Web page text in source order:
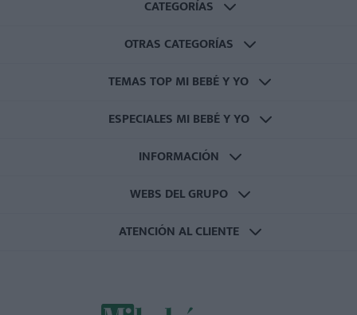
CATEGORÍAS
OTRAS CATEGORÍAS
TEMAS TOP MI BEBÉ Y YO
ESPECIALES MI BEBÉ Y YO
INFORMACIÓN
WEBS DEL GRUPO
ATENCIÓN AL CLIENTE